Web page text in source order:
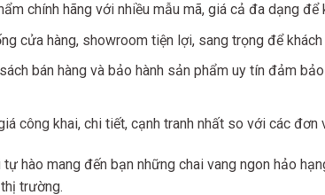
chính hãng với nhiều mẫu mã, giá cả đa dạng để
cửa hàng, showroom tiện lợi, sang trọng để khách
bán hàng và bảo hành sản phẩm uy tín đảm
công khai, chi tiết, cạnh tranh nhất so với các đơn
tự hào mang đến bạn những chai vang ngon hảo
trường.